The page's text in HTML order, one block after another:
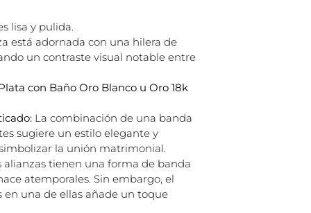
lisa y pulida.
está adornada con una hilera de
un contraste visual notable entre
con Baño Oro Blanco u Oro 18k
La combinación de una banda
sugiere un estilo elegante y
la unión matrimonial.
alianzas tienen una forma de banda
atemporales. Sin embargo, el
una de ellas añade un toque